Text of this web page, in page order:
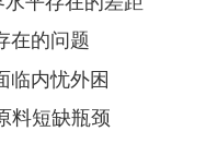
在的问题
临内忧外困
料短缺瓶颈